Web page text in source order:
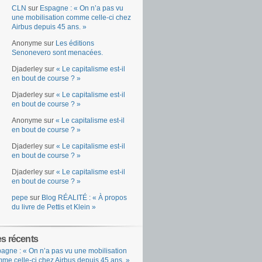
CLN sur Espagne : « On n’a pas vu
une mobilisation comme celle-ci chez
Airbus depuis 45 ans. »
Anonyme sur Les éditions
Senonevero sont menacées.
Djaderley sur « Le capitalisme est-il
en bout de course ? »
Djaderley sur « Le capitalisme est-il
en bout de course ? »
Anonyme sur « Le capitalisme est-il
en bout de course ? »
Djaderley sur « Le capitalisme est-il
en bout de course ? »
Djaderley sur « Le capitalisme est-il
en bout de course ? »
pepe sur Blog RÉALITÉ : « À propos
du livre de Pettis et Klein »
récents
: « On n’a pas vu une mobilisation
celle-ci chez Airbus depuis 45 ans. »